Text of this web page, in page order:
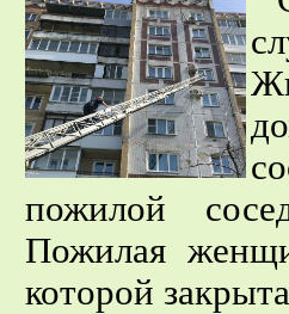
пожилой
Пожилая
которой